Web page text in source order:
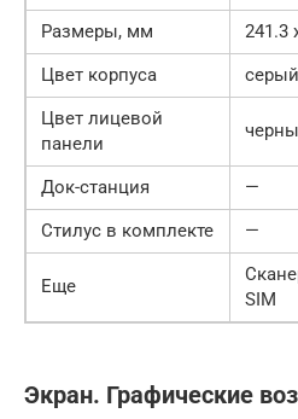
Размеры, мм
241.3
Цвет корпуса
серый
Цвет лицевой
панели
Док-станция
—
Стилус в комплекте
—
Еще
SIM
Экран. Графические